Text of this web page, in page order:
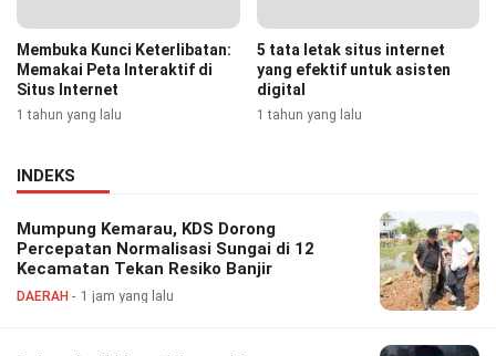
Membuka Kunci Keterlibatan:
Memakai Peta Interaktif di
Situs Internet
1 tahun yang lalu
5 tata letak situs internet
yang efektif untuk asisten
digital
1 tahun yang lalu
INDEKS
Mumpung Kemarau, KDS Dorong
Percepatan Normalisasi Sungai di 12
Kecamatan Tekan Resiko Banjir
DAERAH 1 jam yang lalu